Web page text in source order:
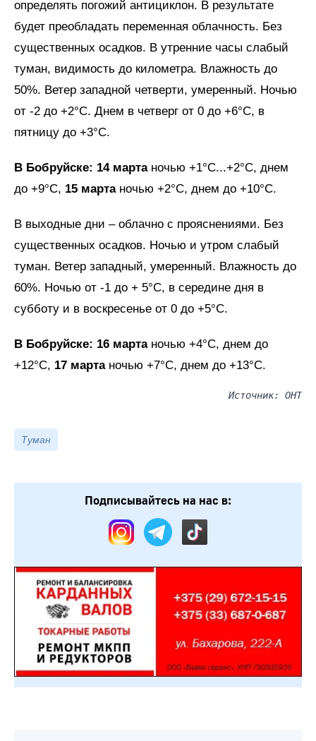
определять погожий антициклон. В результате
будет преобладать переменная облачность. Без
существенных осадков. В утренние часы слабый
туман, видимость до километра. Влажность до
50%. Ветер западной четверти, умеренный. Ночью
от -2 до +2°C. Днем в четверг от 0 до +6°C, в
пятницу до +3°C.
В Бобруйске: 14 мартаночью +1°C...+2°C, днем
до +9°C, 15 мартаночью +2°C, днем до +10°C.
В выходные дни – облачно с прояснениями. Без
существенных осадков. Ночью и утром слабый
туман. Ветер западный, умеренный. Влажность до
60%. Ночью от -1 до + 5°C, в середине дня в
субботу и в воскресенье от 0 до +5°C.
В Бобруйске: 16 мартаночью +4°C, днем до
+12°C, 17 мартаночью +7°C, днем до +13°C.
Источник: ОНТ
Туман
Подписывайтесь на нас в: